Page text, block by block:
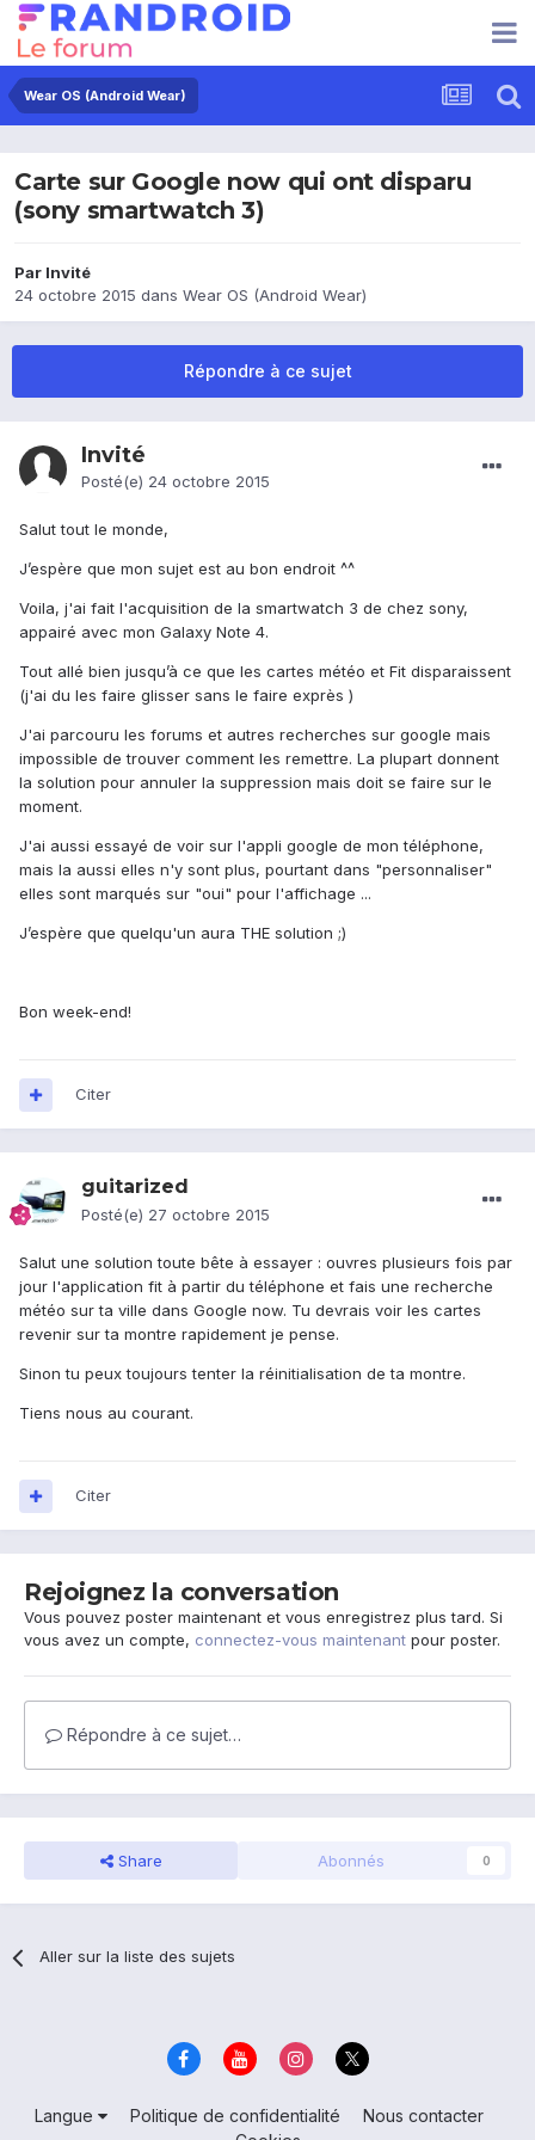
Wear OS (Android Wear)
Carte sur Google now qui ont disparu
(sony smartwatch 3)
Par Invité
24 octobre 2015 dans Wear OS (Android Wear)
Répondre à ce sujet
Invité
Posté(e) 24 octobre 2015
Salut tout le monde,
J’espère que mon sujet est au bon endroit ^^
Voila, j'ai fait l'acquisition de la smartwatch 3 de chez sony,
appairé avec mon Galaxy Note 4.
Tout allé bien jusqu’à ce que les cartes météo et Fit disparaissent
(j'ai du les faire glisser sans le faire exprès )
J'ai parcouru les forums et autres recherches sur google mais
impossible de trouver comment les remettre. La plupart donnent
la solution pour annuler la suppression mais doit se faire sur le
moment.
J'ai aussi essayé de voir sur l'appli google de mon téléphone,
mais la aussi elles n'y sont plus, pourtant dans "personnaliser"
elles sont marqués sur "oui" pour l'affichage ...
J’espère que quelqu'un aura THE solution ;)
Bon week-end!
Citer
guitarized
Posté(e) 27 octobre 2015
Salut une solution toute bête à essayer : ouvres plusieurs fois par
jour l'application fit à partir du téléphone et fais une recherche
météo sur ta ville dans Google now. Tu devrais voir les cartes
revenir sur ta montre rapidement je pense.
Sinon tu peux toujours tenter la réinitialisation de ta montre.
Tiens nous au courant.
Citer
Rejoignez la conversation
Vous pouvez poster maintenant et vous enregistrez plus tard. Si
vous avez un compte, connectez-vous maintenant pour poster.
Répondre à ce sujet…
Share Abonnés 0
Aller sur la liste des sujets
Langue Politique de confidentialité
Nous contacter